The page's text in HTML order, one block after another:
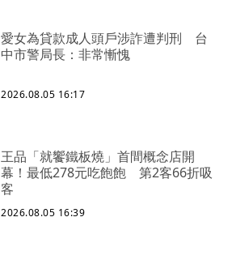
愛女為貸款成人頭戶涉詐遭判刑 台
中市警局長：非常慚愧
2026.08.05 16:17
王品「就饗鐵板燒」首間概念店開
幕！最低278元吃飽飽 第2客66折吸
客
2026.08.05 16:39